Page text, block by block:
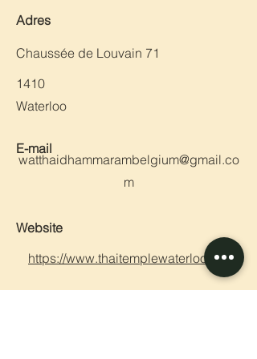
Chaussée de Louvain 71
Adres
1410
Waterloo
watthaidhammarambelgium@gmail.co
m
E-mail
Website
https://www.thaitemplewaterloo.be/